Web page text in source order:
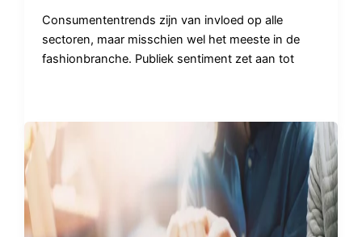
Consumententrends zijn van invloed op alle
sectoren, maar misschien wel het meeste in de
fashionbranche. Publiek sentiment zet aan tot